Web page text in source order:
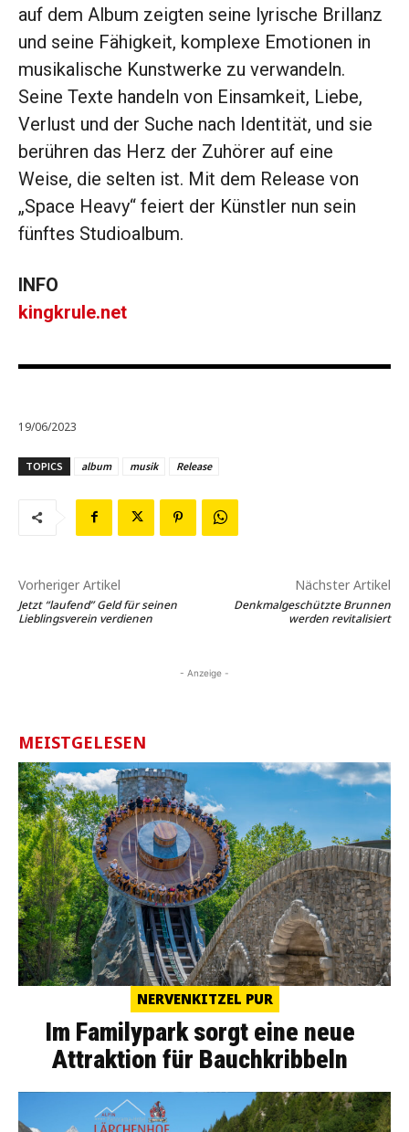
auf dem Album zeigten seine lyrische Brillanz
und seine Fähigkeit, komplexe Emotionen in
musikalische Kunstwerke zu verwandeln.
Seine Texte handeln von Einsamkeit, Liebe,
Verlust und der Suche nach Identität, und sie
berühren das Herz der Zuhörer auf eine
Weise, die selten ist. Mit dem Release von
„Space Heavy“ feiert der Künstler nun sein
fünftes Studioalbum.
INFO
kingkrule.net
19/06/2023
TOPICS album musik Release
Vorheriger Artikel
Jetzt “laufend” Geld für seinen
Lieblingsverein verdienen
Nächster Artikel
Denkmalgeschützte Brunnen
werden revitalisiert
- Anzeige -
MEISTGELESEN
NERVENKITZEL PUR
Im Familypark sorgt eine neue
Attraktion für Bauchkribbeln